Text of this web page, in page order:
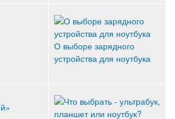
О выборе зарядного
устройства для ноутбука